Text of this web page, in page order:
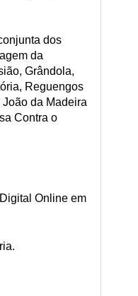
dos
da
Grândola,
Reguengos
da Madeira
Contra o
Online em